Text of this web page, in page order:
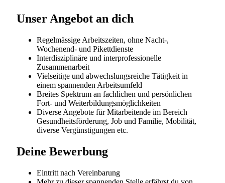
Ostschweiz erwarten Sie spannende
Weiterbildungsangebote und ein engagiertes Team,
das Sie auf Ihrem Weg unterstützt.
HOCH Health Ostschweiz fördert und unterstützt die
Aus-, Fort- und Weiterbildung von Mitarbeitenden.
Jährlich nutzen über 700 Personen – von der
Grundbildung über die Höhere Fachschule bis hin zur
Fachhochschule inklusive Nachdiplomstudiengänge –
das Angebot. In internen und externen Fort- und
Weiterbildungsangeboten werden sowohl die
fachliche Bildung als auch methodische Kompetenzen